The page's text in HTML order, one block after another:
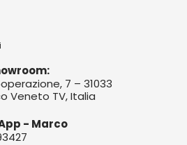
7 – 31033
Veneto TV, Italia
- Marco